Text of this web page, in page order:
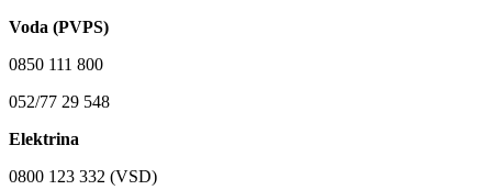
Voda (PVPS)
0850 111 800
052/77 29 548
Elektrina
0800 123 332 (VSD)